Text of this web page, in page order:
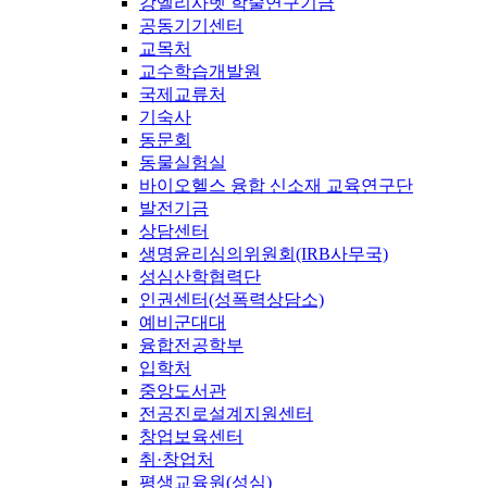
공동기기센터
교목처
교수학습개발원
국제교류처
기숙사
동문회
동물실험실
바이오헬스 융합 신소재 교육연구단
발전기금
상담센터
생명윤리심의위원회(IRB사무국)
성심산학협력단
인권센터(성폭력상담소)
예비군대대
융합전공학부
입학처
중앙도서관
전공진로설계지원센터
창업보육센터
취·창업처
평생교육원(성심)